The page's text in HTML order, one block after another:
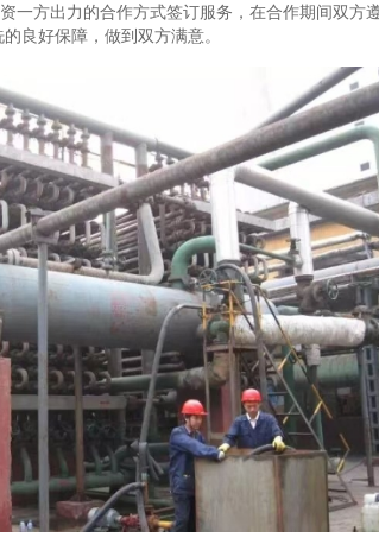
一方出力的合作方式签订服务，在合作期间双方
良好保障，做到双方满意。